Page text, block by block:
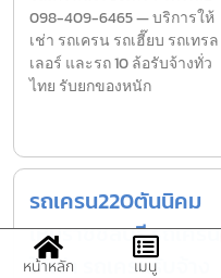
098-409-6465 — บริการให้
เช่า รถเครน รถเฮี๊ยบ รถเทรล
เลอร์ และรถ 10 ล้อรับจ้างทั่ว
ไทย รับยกของหนัก
รถเครน220ตันนิคม
เหมราชชลบุรี รถเครน
ให้เช่า รถเครนรับจ้าง
หน้าหลัก เมนู